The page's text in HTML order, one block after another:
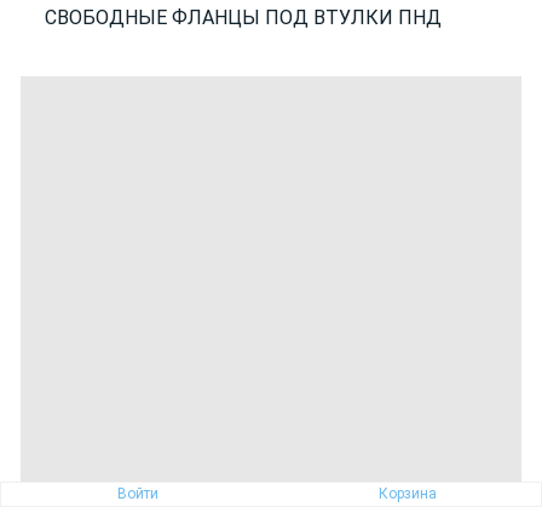
Войти Корзина
СВОБОДНЫЕ ФЛАНЦЫ ПОД ВТУЛКИ ПНД